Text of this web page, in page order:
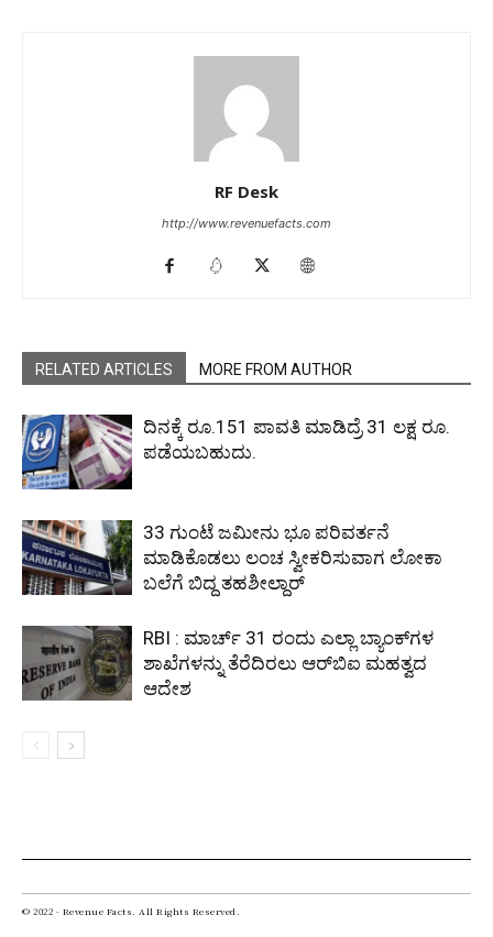
RF Desk
http://www.revenuefacts.com
RELATED ARTICLES MORE FROM AUTHOR
ದಿನಕ್ಕೆ ರೂ.151 ಪಾವತಿ ಮಾಡಿದ್ರೆ 31 ಲಕ್ಷ ರೂ.
ಪಡೆಯಬಹುದು.
33 ಗುಂಟೆ ಜಮೀನು ಭೂ ಪರಿವರ್ತನೆ
ಮಾಡಿಕೊಡಲು ಲಂಚ ಸ್ವೀಕರಿಸುವಾಗ ಲೋಕಾ
ಬಲೆಗೆ ಬಿದ್ದ ತಹಶೀಲ್ದಾರ್
RBI : ಮಾರ್ಚ್ 31 ರಂದು ಎಲ್ಲಾ ಬ್ಯಾಂಕ್‌ಗಳ
ಶಾಖೆಗಳನ್ನು ತೆರೆದಿರಲು ಆರ್‌ಬಿಐ ಮಹತ್ವದ
ಆದೇಶ
© 2022 - Revenue Facts. All Rights Reserved.